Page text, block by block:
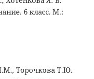
6 класс. М.:
Торочкова Т.Ю.